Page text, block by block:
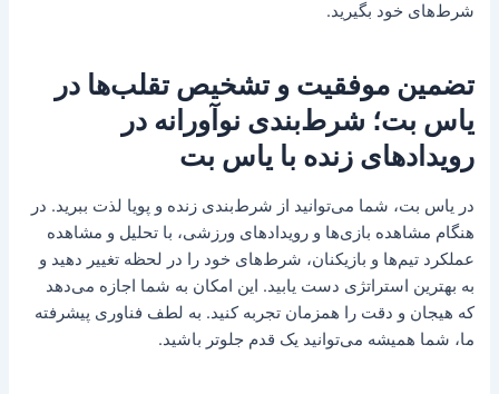
شرط‌های خود بگیرید.
تضمین موفقیت و تشخیص تقلب‌ها در
یاس بت؛ شرط‌بندی نوآورانه در
رویدادهای زنده با یاس بت
در یاس بت، شما می‌توانید از شرط‌بندی زنده و پویا لذت ببرید. در
هنگام مشاهده بازی‌ها و رویدادهای ورزشی، با تحلیل و مشاهده
عملکرد تیم‌ها و بازیکنان، شرط‌های خود را در لحظه تغییر دهید و
به بهترین استراتژی دست یابید. این امکان به شما اجازه می‌دهد
که هیجان و دقت را همزمان تجربه کنید. به لطف فناوری پیشرفته
ما، شما همیشه می‌توانید یک قدم جلوتر باشید.